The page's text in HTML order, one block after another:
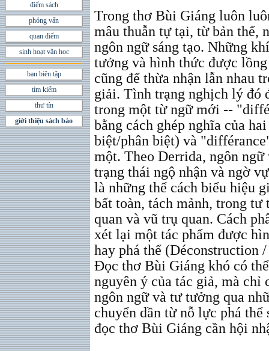
điểm sách
phỏng vấn
quan điểm
sinh hoạt văn học
ban biên tập
tìm kiếm
thư tín
giới thiệu sách báo
Trong thơ Bùi Giáng luôn
mâu thuẫn tự tại, từ bản thể,
ngôn ngữ sáng tạo. Những
tưởng và hình thức được
cũng để thừa nhận lẫn nhau
giải. Tình trạng nghịch lý đó
trong một từ ngữ mới --
bằng cách ghép nghĩa của
biệt/phân biệt) và
một. Theo Derrida, ngôn
trạng thái ngộ nhận và ngờ
là những thể cách biểu hiệu
bất toàn, tách mảnh, trong tư
quan và vũ trụ quan. Cách
xét lại một tác phẩm được
hay phá thể (Déconstruction
Đọc thơ Bùi Giáng khó có
nguyên ý của tác giả, mà chỉ
ngôn ngữ và tư tưởng qua
chuyển dần từ nỗ lực phá
đọc thơ Bùi Giáng cần hội